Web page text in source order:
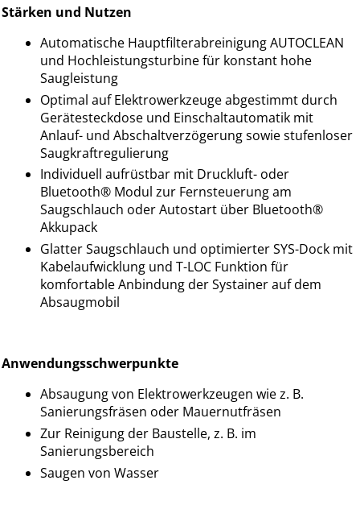
Stärken und Nutzen
Automatische Hauptfilterabreinigung AUTOCLEAN
und Hochleistungsturbine für konstant hohe
Saugleistung
Optimal auf Elektrowerkzeuge abgestimmt durch
Gerätesteckdose und Einschaltautomatik mit
Anlauf- und Abschaltverzögerung sowie stufenloser
Saugkraftregulierung
Individuell aufrüstbar mit Druckluft- oder
Bluetooth® Modul zur Fernsteuerung am
Saugschlauch oder Autostart über Bluetooth®
Akkupack
Glatter Saugschlauch und optimierter SYS-Dock mit
Kabelaufwicklung und T-LOC Funktion für
komfortable Anbindung der Systainer auf dem
Absaugmobil
Anwendungsschwerpunkte
Absaugung von Elektrowerkzeugen wie z. B.
Sanierungsfräsen oder Mauernutfräsen
Zur Reinigung der Baustelle, z. B. im
Sanierungsbereich
Saugen von Wasser